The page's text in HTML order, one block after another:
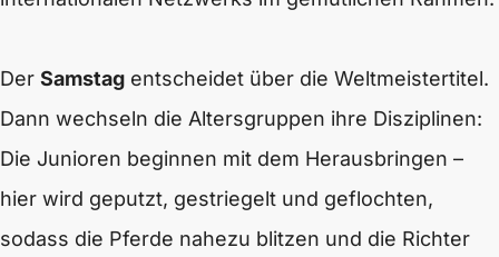
Der Samstag entscheidet über die Weltmeistertitel.
Dann wechseln die Altersgruppen ihre Disziplinen:
Die Junioren beginnen mit dem Herausbringen –
hier wird geputzt, gestriegelt und geflochten,
sodass die Pferde nahezu blitzen und die Richter